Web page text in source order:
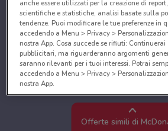
Offerte simili di
anche essere utilizzati per la creazione di
scientifiche e statistiche, analisi basate sulla
tendenze. Puoi modificare le tue preferenze in
accedendo a Menu > Privacy >
nostra App. Cosa succede se rifiuti:
pubblicitari, ma riguarderanno argomenti
saranno rilevanti per i tuoi interessi. Potrai
accedendo a Menu > Privacy >
nostra App.
Noi e i nostri partner trattiamo i dati
Utilizzare dati di geolocalizzazione precisi.
caratteristiche del dispositivo ai fini